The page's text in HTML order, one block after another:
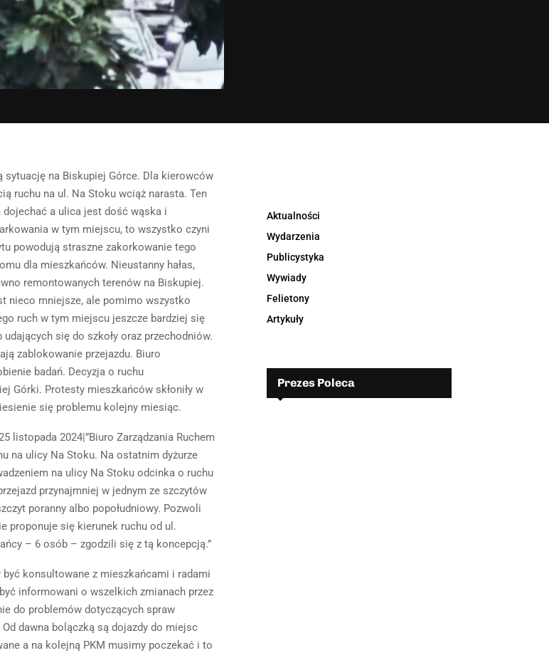
sytuację na Biskupiej Górce. Dla kierowców
ruchu na ul. Na Stoku wciąż narasta. Ten
dojechać a ulica jest dość wąska i
w tym miejscu, to wszystko czyni
powodują straszne zakorkowanie tego
dla mieszkańców. Nieustanny hałas,
remontowanych terenów na Biskupiej.
nieco mniejsze, ale pomimo wszystko
ruch w tym miejscu jeszcze bardziej się
się do szkoły oraz przechodniów.
zablokowanie przejazdu. Biuro
badań. Decyzja o ruchu
Górki. Protesty mieszkańców skłoniły w
się problemu kolejny miesiąc.
listopada 2024|”Biuro Zarządzania Ruchem
na ulicy Na Stoku. Na ostatnim dyżurze
na ulicy Na Stoku odcinka o ruchu
przynajmniej w jednym ze szczytów
poranny albo popołudniowy. Pozwoli
proponuje się kierunek ruchu od ul.
– 6 osób – zgodzili się z tą koncepcją.”
konsultowane z mieszkańcami i radami
informowani o wszelkich zmianach przez
do problemów dotyczących spraw
dawna bolączką są dojazdy do miejsc
a na kolejną PKM musimy poczekać i to
Aktualności
Wydarzenia
Publicystyka
Wywiady
Felietony
Artykuły
Prezes Poleca